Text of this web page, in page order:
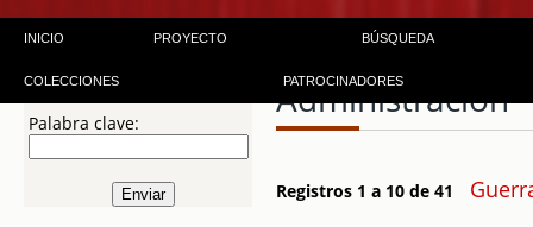
INICIO PROYECTO BÚSQUEDA
COLECCIONES PATROCINADORES
Palabra clave:
Administración
Registros 1 a 10 de 41